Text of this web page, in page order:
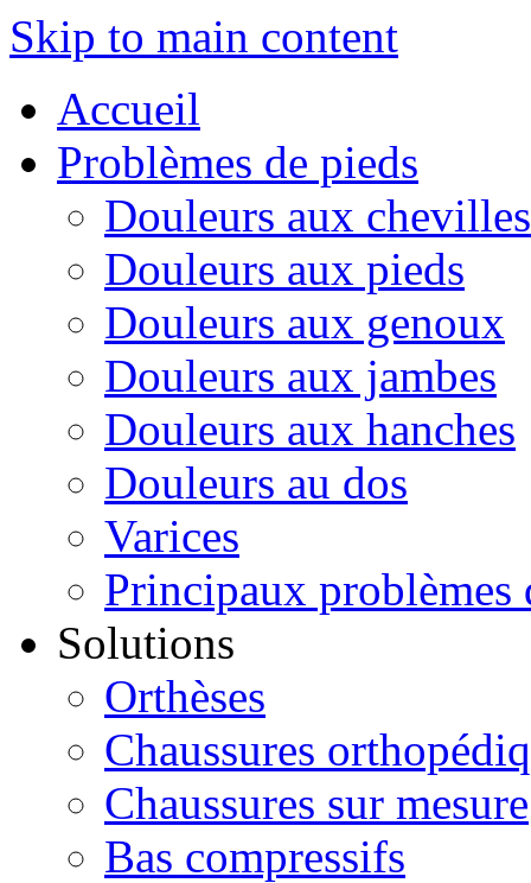
Skip to main content
Accueil
Problèmes de pieds
Douleurs aux chevilles
Douleurs aux pieds
Douleurs aux genoux
Douleurs aux jambes
Douleurs aux hanches
Douleurs au dos
Varices
Principaux problèmes
Solutions
Orthèses
Chaussures
Chaussures sur mesure
Bas compressifs